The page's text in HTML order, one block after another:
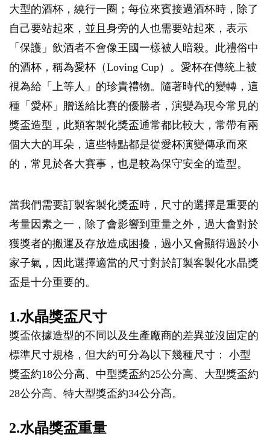
大型的酒杯，繞行一圈；每位來賓接過酒杯時，除了
自己要站起來，並且身旁的人也需要站起來，表示
「保護」飲酒者不會像王國一樣被人暗殺。此禮俗中
的酒杯，稱為愛杯（Loving Cup）。愛杯在傳統上被
視為給「上等人」的珍貴禮物。隨著時代的變轉，這
種「愛杯」贈送給比賽的優勝者，演變為現今常見的
獎盃造型，此類客製化獎盃通常都比較大，常帶有兩
個大大的耳朵，這些特點都是從愛杯演變傳承而來
的，常見於各大賽事，也是較為保守安全的造型。
當我們需要訂製客製化獎盃時，尺寸的選擇是重要的
考量因素之一，除了會影響到重量之外，過大會對於
獲獎者的搬運及存放造成困擾，過小又會顯得過於小
家子氣，因此選擇適當的尺寸對於訂製客製化水晶獎
盃是十分重要的。
1.水晶獎盃尺寸
獎盃依據造型的不同以及生產廠商的差異並沒固定的
標準尺寸規格，但大約可分為以下幾種尺寸： 小型
獎盃約18公分高、中型獎盃約25公分高、大型獎盃約
28公分高、特大型獎盃約34公分高。
2.水晶獎盃重量